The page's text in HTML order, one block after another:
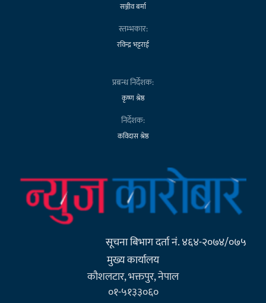
सञ्जीव बर्मा
स्तम्भकार:
रविन्द्र भट्टराई
प्रबन्ध निर्देशक:
कृष्ण श्रेष्ठ
निर्देशक:
कविदास श्रेष्ठ
सूचना बिभाग दर्ता नं. ४६४-२०७४/०७५
मुख्य कार्यालय
कौशलटार, भक्तपुर, नेपाल
०१-५१३३०६०